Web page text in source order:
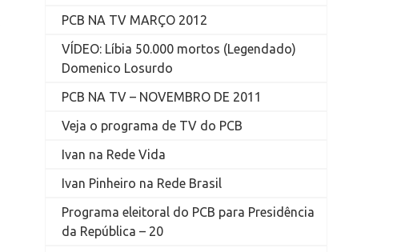
PCB NA TV MARÇO 2012
VÍDEO: Líbia 50.000 mortos (Legendado)
Domenico Losurdo
PCB NA TV – NOVEMBRO DE 2011
Veja o programa de TV do PCB
Ivan na Rede Vida
Ivan Pinheiro na Rede Brasil
Programa eleitoral do PCB para Presidência
da República – 20